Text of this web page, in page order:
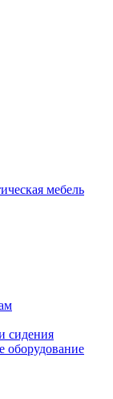
мебель
сидения
оборудование